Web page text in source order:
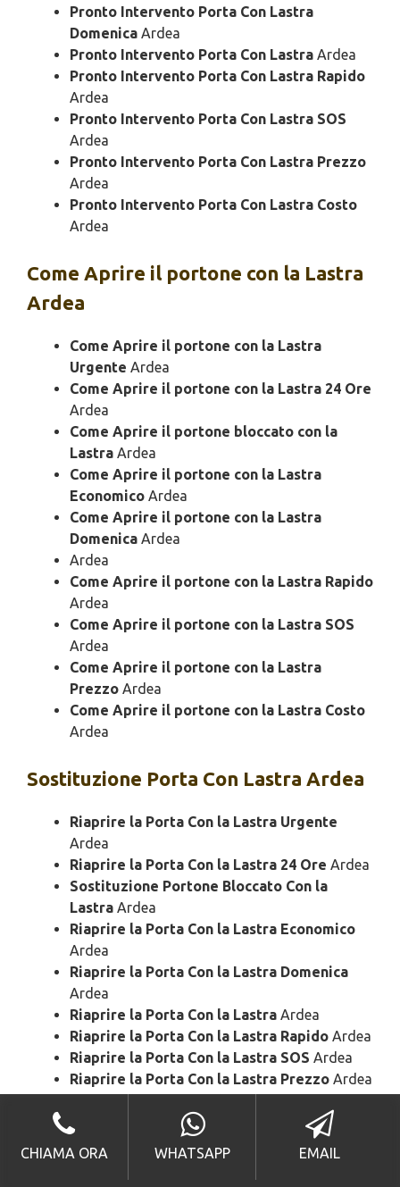
Pronto Intervento Porta Con Lastra
Domenica Ardea
Pronto Intervento Porta Con Lastra Ardea
Pronto Intervento Porta Con Lastra Rapido
Ardea
Pronto Intervento Porta Con Lastra SOS
Ardea
Pronto Intervento Porta Con Lastra Prezzo
Ardea
Pronto Intervento Porta Con Lastra Costo
Ardea
Come Aprire il portone con la Lastra
Ardea
Come Aprire il portone con la Lastra
Urgente Ardea
Come Aprire il portone con la Lastra 24 Ore
Ardea
Come Aprire il portone bloccato con la
Lastra Ardea
Come Aprire il portone con la Lastra
Economico Ardea
Come Aprire il portone con la Lastra
Domenica Ardea
Ardea
Come Aprire il portone con la Lastra Rapido
Ardea
Come Aprire il portone con la Lastra SOS
Ardea
Come Aprire il portone con la Lastra
Prezzo Ardea
Come Aprire il portone con la Lastra Costo
Ardea
Sostituzione Porta Con Lastra Ardea
Riaprire la Porta Con la Lastra Urgente
Ardea
Riaprire la Porta Con la Lastra 24 Ore Ardea
Sostituzione Portone Bloccato Con la
Lastra Ardea
Riaprire la Porta Con la Lastra Economico
Ardea
Riaprire la Porta Con la Lastra Domenica
Ardea
Riaprire la Porta Con la Lastra Ardea
Riaprire la Porta Con la Lastra Rapido Ardea
Riaprire la Porta Con la Lastra SOS Ardea
Riaprire la Porta Con la Lastra Prezzo Ardea
Fabbro Ardea
CHIAMA ORA WHATSAPP EMAIL